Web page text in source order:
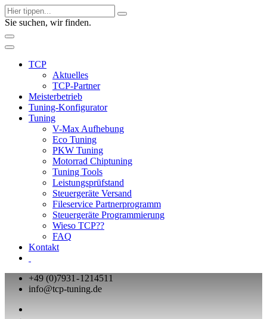
Sie suchen, wir finden.
TCP
Aktuelles
TCP-Partner
Meisterbetrieb
Tuning-Konfigurator
Tuning
V-Max Aufhebung
Eco Tuning
PKW Tuning
Motorrad Chiptuning
Tuning Tools
Leistungsprüfstand
Steuergeräte Versand
Fileservice Partnerprogramm
Steuergeräte Programmierung
Wieso TCP??
FAQ
Kontakt
+49 (0)7931 - 1214511
info@tcp-tuning.de